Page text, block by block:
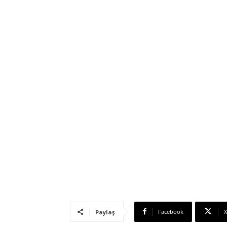
Paylaş Facebook X